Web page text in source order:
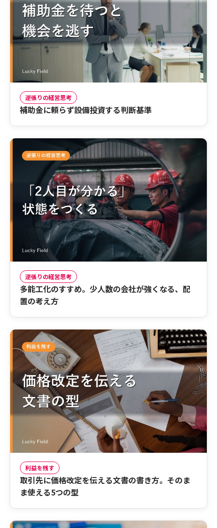
逆張りの経営思考
補助金に頼らず設備投資する判断基準
逆張りの経営思考
多能工化のすすめ。少人数の会社が強くなる、配
置の考え方
利益を残す
取引先に価格改定を伝える文書の書き方。そのま
ま使える5つの型